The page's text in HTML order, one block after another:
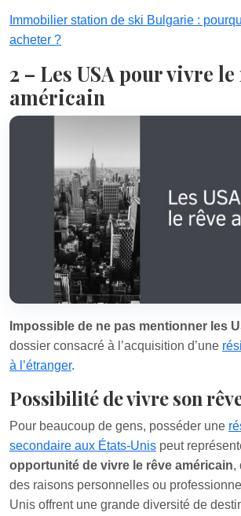
Immobilier station de ski Bulgarie :
acheter ?
2 – Les USA pour vivre le
américain
Impossible de ne pas mentionner les
dossier consacré à l’acquisition d’une
à l’étranger.
Possibilité de vivre son
Pour beaucoup de gens, posséder une
secondaire aux États-Unis peut
opportunité de vivre le rêve américain,
des raisons personnelles ou
Unis offrent une grande diversité de